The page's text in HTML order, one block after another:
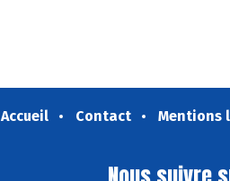
Accueil Contact Mentions